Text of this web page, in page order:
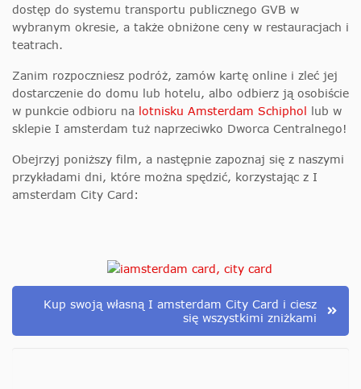
dostęp do systemu transportu publicznego GVB w
wybranym okresie, a także obniżone ceny w restauracjach i
teatrach.
Zanim rozpoczniesz podróż, zamów kartę online i zleć jej
dostarczenie do domu lub hotelu, albo odbierz ją osobiście
w punkcie odbioru na lotnisku Amsterdam Schiphol lub w
sklepie I amsterdam tuż naprzeciwko Dworca Centralnego!
Obejrzyj poniższy film, a następnie zapoznaj się z naszymi
przykładami dni, które można spędzić, korzystając z I
amsterdam City Card:
Kup swoją własną I amsterdam City Card i ciesz
się wszystkimi zniżkami